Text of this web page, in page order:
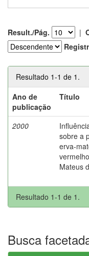
Result./Pág. |
Resultado 1-1 de 1.
Ano de
publicação
Título
2000
sobre a
erva-
Mateus
Resultado 1-1 de 1.
Busca